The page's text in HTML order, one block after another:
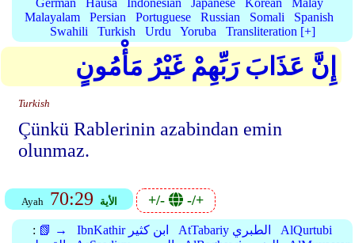
German
Hausa Indonesian Japanese Korean
Malay
Malayalam
Persian Portuguese Russian Somali
Spanish
Swahili
Turkish Urdu Yoruba Transliteration [+]
إِنَّ عَذَابَ رَبِّهِمْ غَيْرُ مَأْمُونٍ
Turkish
Çünkü Rablerinin azabindan emin
olunmaz.
Ayah 70:29 الأية +/- -/+
: 📗 → IbnKathir ابن كثير AtTabariy الطبري
AlQurtubi